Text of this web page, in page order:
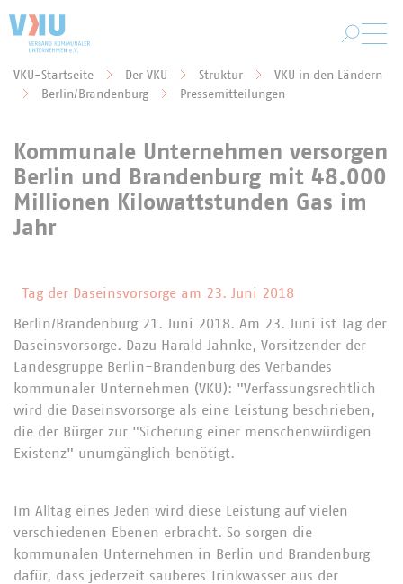
Sie befinden sich hier:
VKU-Startseite Der VKU Struktur
VKU in den Ländern
Berlin/Brandenburg
Pressemitteilungen
Kommunale Unternehmen versorgen
Berlin und Brandenburg mit 48.000
Millionen Kilowattstunden Gas im
Jahr
Tag der Daseinsvorsorge am 23. Juni 2018
Berlin/Brandenburg 21. Juni 2018. Am 23. Juni ist Tag der
Daseinsvorsorge. Dazu Harald Jahnke, Vorsitzender der
Landesgruppe Berlin-Brandenburg des Verbandes
kommunaler Unternehmen (VKU): "Verfassungsrechtlich
wird die Daseinsvorsorge als eine Leistung beschrieben,
die der Bürger zur "Sicherung einer menschenwürdigen
Existenz" unumgänglich benötigt.
Im Alltag eines Jeden wird diese Leistung auf vielen
verschiedenen Ebenen erbracht. So sorgen die
kommunalen Unternehmen in Berlin und Brandenburg
dafür, dass jederzeit sauberes Trinkwasser aus der